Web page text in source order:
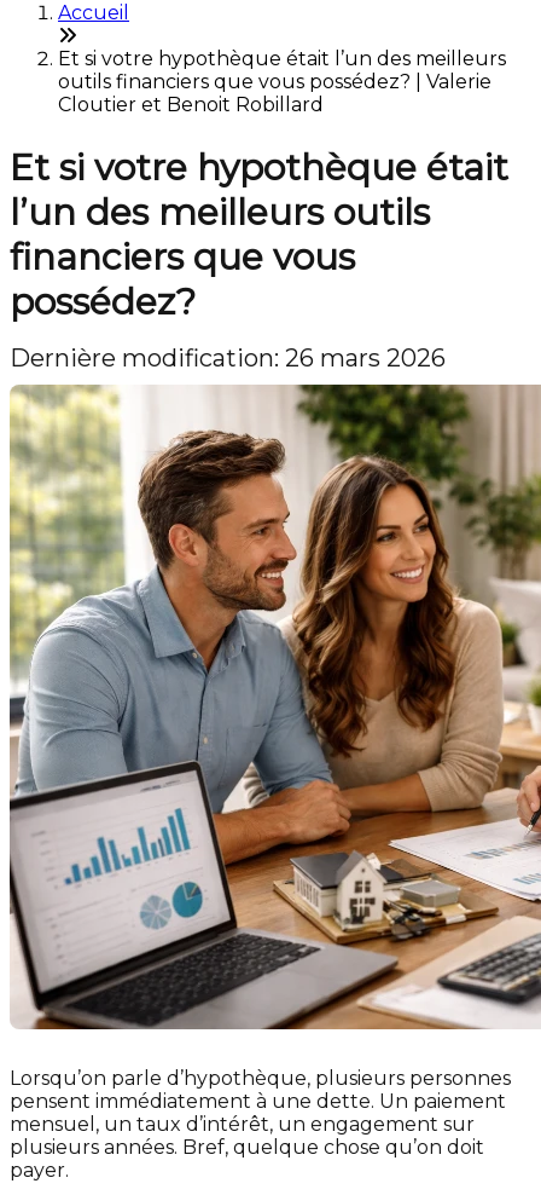
Accueil
Et si votre hypothèque était l’un des meilleurs
outils financiers que vous possédez? | Valerie
Cloutier et Benoit Robillard
Et si votre hypothèque était
l’un des meilleurs outils
financiers que vous
possédez?
Dernière modification: 26 mars 2026
Lorsqu’on parle d’hypothèque, plusieurs personnes
pensent immédiatement à une dette. Un paiement
mensuel, un taux d’intérêt, un engagement sur
plusieurs années. Bref, quelque chose qu’on doit
payer.